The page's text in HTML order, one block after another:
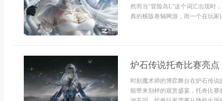
然而当“冒险岛L”这个词汇出现时
典的横版卷轴网游，而一个在玩
炉石传说托奇比赛亮点
时刻魔术师的博弈舞台在炉石传
能带来别样的观赏盛宴，托奇比